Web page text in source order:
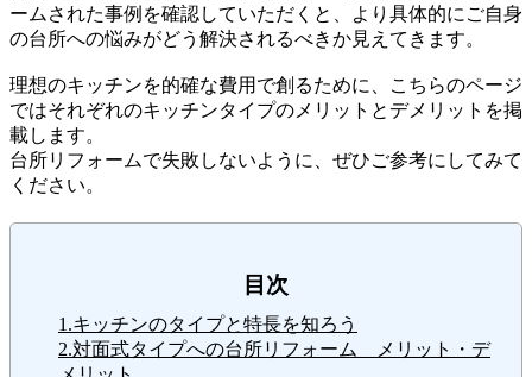
ームされた事例を確認していただくと、より具体的にご自身
の台所への悩みがどう解決されるべきか見えてきます。
理想のキッチンを的確な費用で創るために、こちらのページ
ではそれぞれのキッチンタイプのメリットとデメリットを掲
載します。
台所リフォームで失敗しないように、ぜひご参考にしてみて
ください。
目次
1.キッチンのタイプと特長を知ろう
2.対面式タイプへの台所リフォーム メリット・デ